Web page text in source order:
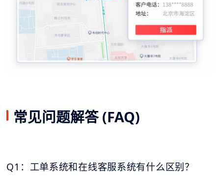
常见问题解答 (FAQ)
Q1：工单系统和在线客服系统有什么区别？